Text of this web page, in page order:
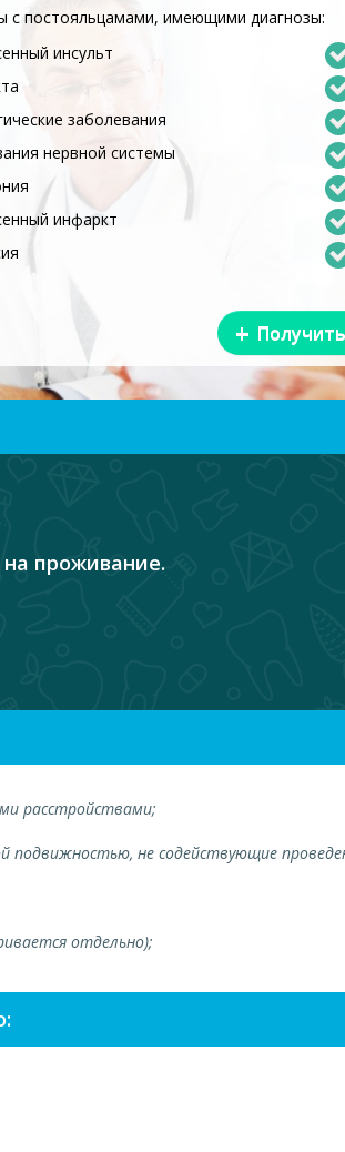
с постояльцамами, имеющими диагнозы:
инсульт
заболевания
нервной системы
инфаркт
+
проживание.
расстройствами;
подвижностью, не содействующие
отдельно);